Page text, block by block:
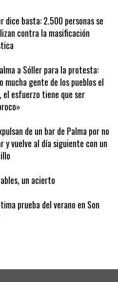
dice basta: 2.500 personas se
contra la masificación
a Sóller para la protesta:
mucha gente de los pueblos el
el esfuerzo tiene que ser
de un bar de Palma por no
y vuelve al día siguiente con un
un acierto
prueba del verano en Son